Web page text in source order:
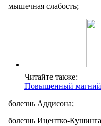
мышечная слабость;
Читайте также:
Повышенный магний
болезнь Аддисона;
болезнь Ицентко-